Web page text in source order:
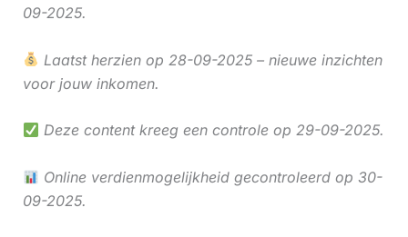
09-2025.
Laatst herzien op 28-09-2025 – nieuwe inzichten
voor jouw inkomen.
Deze content kreeg een controle op 29-09-2025.
Online verdienmogelijkheid gecontroleerd op 30-
09-2025.